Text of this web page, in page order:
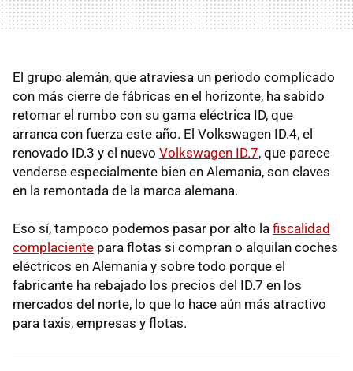
El grupo alemán, que atraviesa un periodo complicado
con más cierre de fábricas en el horizonte, ha sabido
retomar el rumbo con su gama eléctrica ID, que
arranca con fuerza este año. El Volkswagen ID.4, el
renovado ID.3 y el nuevo Volkswagen ID.7, que parece
venderse especialmente bien en Alemania, son claves
en la remontada de la marca alemana.
Eso sí, tampoco podemos pasar por alto la fiscalidad
complaciente para flotas si compran o alquilan coches
eléctricos en Alemania y sobre todo porque el
fabricante ha rebajado los precios del ID.7 en los
mercados del norte, lo que lo hace aún más atractivo
para taxis, empresas y flotas.